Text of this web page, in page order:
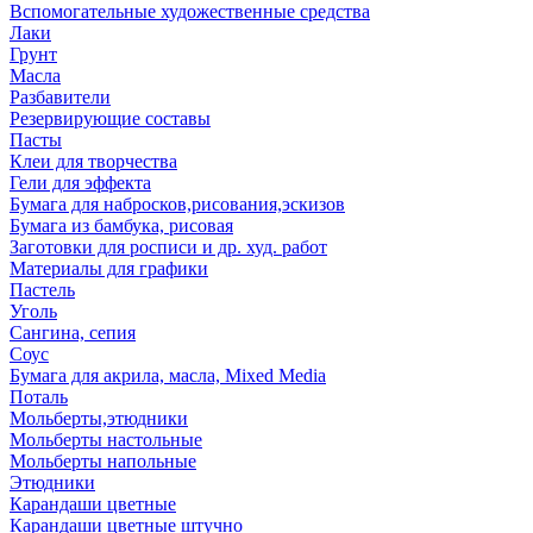
Вспомогательные художественные средства
Лаки
Грунт
Масла
Разбавители
Резервирующие составы
Пасты
Клеи для творчества
Гели для эффекта
Бумага для набросков,рисования,эскизов
Бумага из бамбука, рисовая
Заготовки для росписи и др. худ. работ
Материалы для графики
Пастель
Уголь
Сангина, сепия
Соус
Бумага для акрила, масла, Mixed Media
Поталь
Мольберты,этюдники
Мольберты настольные
Мольберты напольные
Этюдники
Карандаши цветные
Карандаши цветные штучно